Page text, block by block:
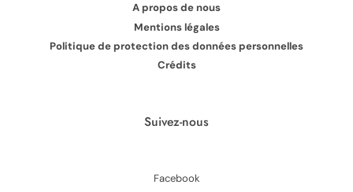
A propos de nous
Mentions légales
Politique de protection des données personnelles
Crédits
Suivez-nous
Facebook